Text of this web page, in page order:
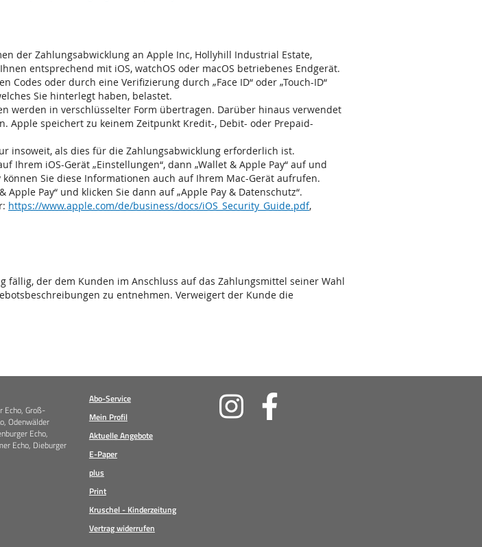
der Zahlungsabwicklung an Apple Inc, Hollyhill Industrial Estate,
entsprechend mit iOS, watchOS oder macOS betriebenes Endgerät.
oder durch eine Verifizierung durch „Face ID“ oder „Touch-ID“
Sie hinterlegt haben, belastet.
werden in verschlüsselter Form übertragen. Darüber hinaus verwendet
Apple speichert zu keinem Zeitpunkt Kredit-, Debit- oder Prepaid-
insoweit, als dies für die Zahlungsabwicklung erforderlich ist.
Ihrem iOS-Gerät „Einstellungen“, dann „Wallet & Apple Pay“ auf und
Sie diese Informationen auch auf Ihrem Mac-Gerät aufrufen.
Pay“ und klicken Sie dann auf „Apple Pay & Datenschutz“.
https://www.apple.com/de/business/docs/iOS_Security_Guide.pdf,
der dem Kunden im Anschluss auf das Zahlungsmittel seiner Wahl
zu entnehmen. Verweigert der Kunde die
Echo, Groß-
Odenwälder
Echo,
Echo, Dieburger
Abo-Service
Mein Profil
Aktuelle Angebote
E-Paper
plus
Print
Kruschel - Kinderzeitung
Vertrag widerrufen
Soziale
Medien